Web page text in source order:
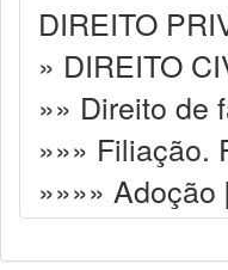
DIREITO
» DIREITO
»» Direito de
»»» Filiação.
»»»» Adoção